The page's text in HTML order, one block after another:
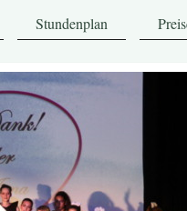
Stundenplan